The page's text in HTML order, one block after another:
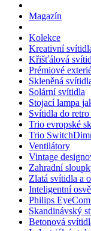
Magazín
Kolekce
Kreativní
Křišťálová
Prémiové
Skleněná
Solární svítidla
Stojací lampa
Svítidla do
Trio evropské
Trio
Ventilátory
Vintage
Zahradní
Zlatá svítidla a
Inteligentní
Philips
Skandinávský
Betonová